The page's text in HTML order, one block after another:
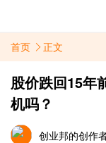
首页 正文
股价跌回15年
机吗？
创业邦的创作